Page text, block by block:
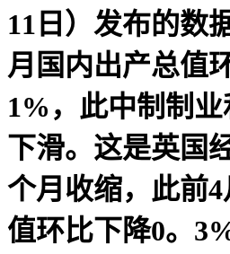
11日）发布的数
月国内出产总值
1%，此中制制
下滑。这是英国
个月收缩，此前
值环比下降0。